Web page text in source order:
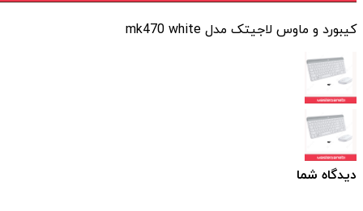
کیبورد و ماوس لاجیتک مدل mk470 white
دیدگاه شما